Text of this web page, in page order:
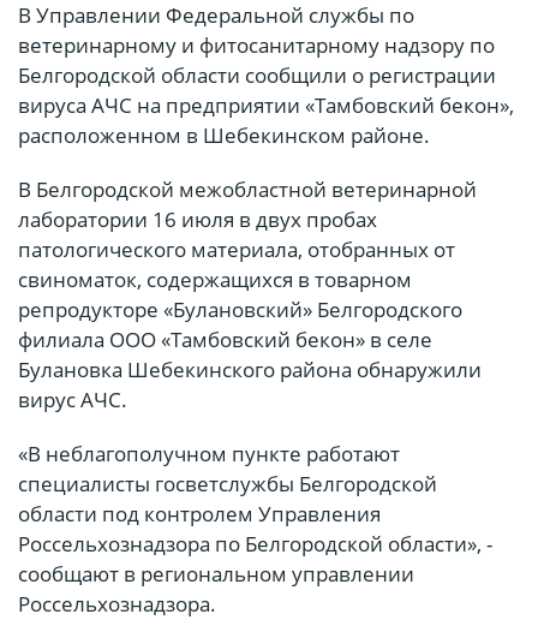
В Управлении Федеральной службы по
ветеринарному и фитосанитарному надзору по
Белгородской области сообщили о регистрации
вируса АЧС на предприятии «Тамбовский бекон»,
расположенном в Шебекинском районе.
В Белгородской межобластной ветеринарной
лаборатории 16 июля в двух пробах
патологического материала, отобранных от
свиноматок, содержащихся в товарном
репродукторе «Булановский» Белгородского
филиала ООО «Тамбовский бекон» в селе
Булановка Шебекинского района обнаружили
вирус АЧС.
«В неблагополучном пункте работают
специалисты госветслужбы Белгородской
области под контролем Управления
Россельхознадзора по Белгородской области», -
сообщают в региональном управлении
Россельхознадзора.